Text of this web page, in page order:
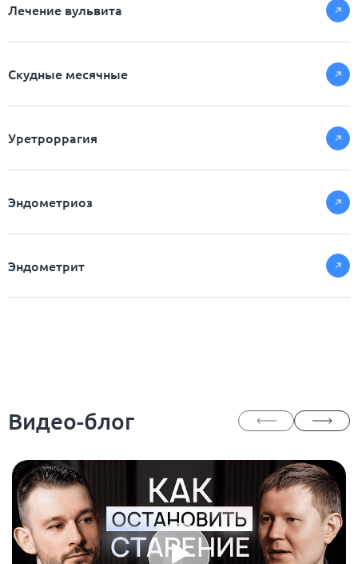
Лечение вульвита
Скудные месячные
Уретроррагия
Эндометриоз
Эндометрит
Видео-блог